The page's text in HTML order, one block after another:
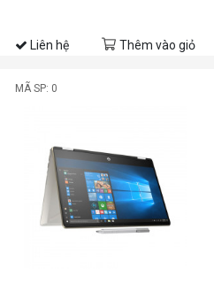
Liên hệ Thêm vào giỏ
MÃ SP: 0